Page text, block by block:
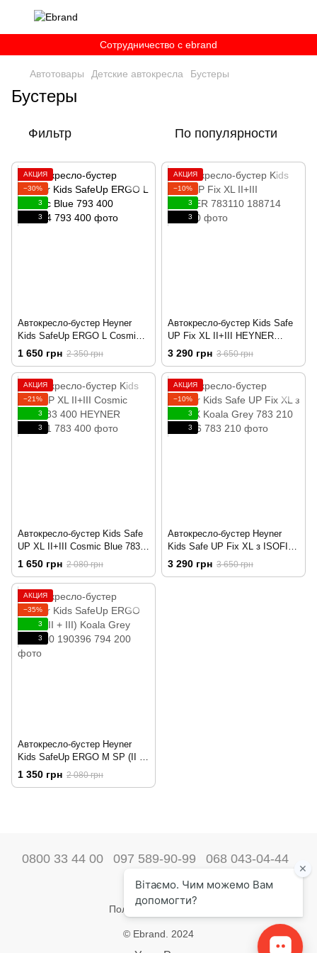
Сотрудничество c ebrand
Автотовары Детские автокресла Бустеры
Бустеры
Фильтр По популярности
АКЦИЯ
−30%
3
3
Автокресло-бустер Heyner
Kids SafeUp ERGO L Cosmic
Blue 793 400 189544
1 650 грн 2 350 грн
АКЦИЯ
−10%
3
3
Автокресло-бустер Kids Safe
UP Fix XL II+III HEYNER
783110 188714
3 290 грн 3 650 грн
АКЦИЯ
−21%
3
3
Автокресло-бустер Kids Safe
UP XL II+III Cosmic Blue 783
400 HEYNER 189541
1 650 грн 2 080 грн
АКЦИЯ
−10%
3
3
Автокресло-бустер Heyner
Kids Safe UP Fix XL з ISOFIX
Koala Grey 783 210 189696
3 290 грн 3 650 грн
АКЦИЯ
−35%
3
3
Автокресло-бустер Heyner
Kids SafeUp ERGO M SP (II +
III) Koala Grey 794 200 190396
1 350 грн 2 080 грн
0800 33 44 00 097 589-90-99 068 043-04-44
Наши контакты
Полная версия сайта
© Ebrand. 2024